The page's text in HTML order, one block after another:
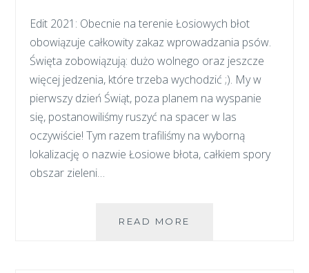
Edit 2021: Obecnie na terenie Łosiowych błot
obowiązuje całkowity zakaz wprowadzania psów.
Święta zobowiązują: dużo wolnego oraz jeszcze
więcej jedzenia, które trzeba wychodzić ;). My w
pierwszy dzień Świąt, poza planem na wyspanie
się, postanowiliśmy ruszyć na spacer w las
oczywiście! Tym razem trafiliśmy na wyborną
lokalizację o nazwie Łosiowe błota, całkiem spory
obszar zieleni…
READ MORE